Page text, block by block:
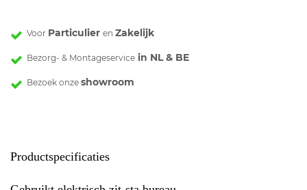
Voor Particulier en Zakelijk
Bezorg- & Montageservice in NL & BE
Bezoek onze showroom
Productspecificaties